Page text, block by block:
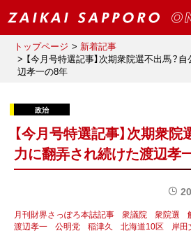
トップページ
新着記事
【今月号特選記事】次期衆院選不出馬？
辺孝一の8年
【今月号特選記事】次期衆
力に翻弄され続けた渡辺孝
月刊財界さっぽろ本誌記事 衆議院 衆院選
渡辺孝一
公明党 稲津久 北海道10区 岸田